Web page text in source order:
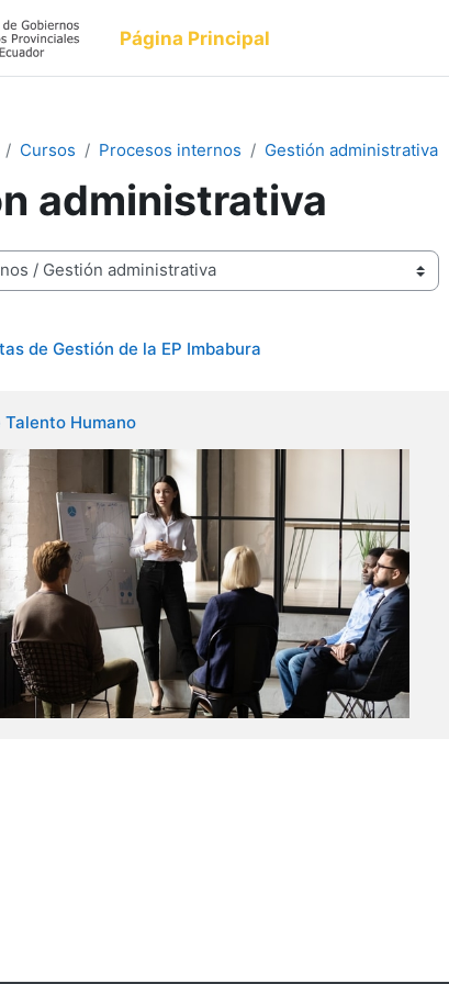
Página Principal
Cursos Procesos internos Gestión administrativa
administrativa
de Gestión de la EP Imbabura
Talento Humano